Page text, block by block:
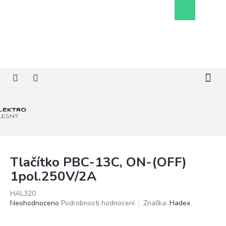
košík
Tlačítko PBC-13C, ON-(OFF)
1pol.250V/2A
HAL320
Průměrné
Neohodnoceno Podrobnosti hodnocení Značka: Hadex